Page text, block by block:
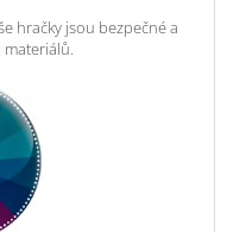
hračky jsou bezpečné a